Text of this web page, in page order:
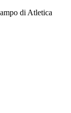
di Atletica